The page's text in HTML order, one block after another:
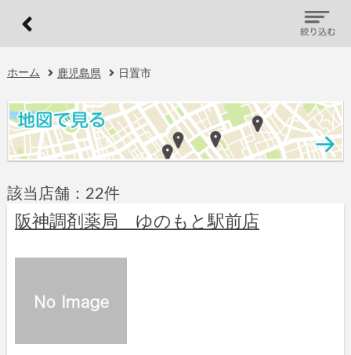
ホーム 鹿児島県 日置市
該当店舗：22件
阪神調剤薬局 ゆのもと駅前店